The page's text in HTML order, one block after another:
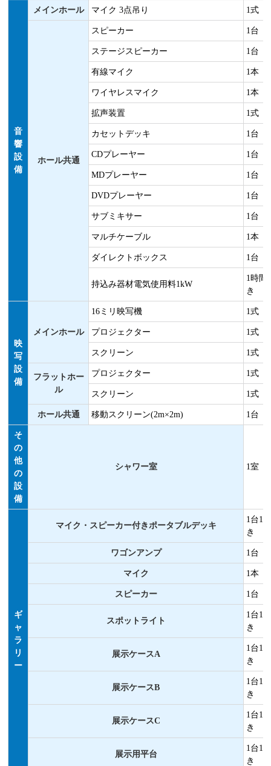
音
響
設
備
メインホール マイク 3点吊り 1式
ホール共通
スピーカー 1台
ステージスピーカー 1台
有線マイク 1本
ワイヤレスマイク 1本
拡声装置 1式
カセットデッキ 1台
CDプレーヤー 1台
MDプレーヤー 1台
DVDプレーヤー 1台
サブミキサー 1台
マルチケーブル 1本
ダイレクトボックス 1台
持込み器材電気使用料1kW
1時間
き
映
写
設
備
メインホール
16ミリ映写機 1式
プロジェクター 1式
スクリーン 1式
フラットホー
ル
プロジェクター 1式
スクリーン 1式
ホール共通 移動スクリーン(2m×2m) 1台
そ
の
他
の
設
備
シャワー室 1室
ギ
ャ
ラ
リ
ー
マイク・スピーカー付きポータブルデッキ
1台1
き
ワゴンアンプ 1台
マイク 1本
スピーカー 1台
スポットライト
1台1
き
展示ケースA
1台1
き
展示ケースB
1台1
き
展示ケースC
1台1
き
展示用平台
1台1
き